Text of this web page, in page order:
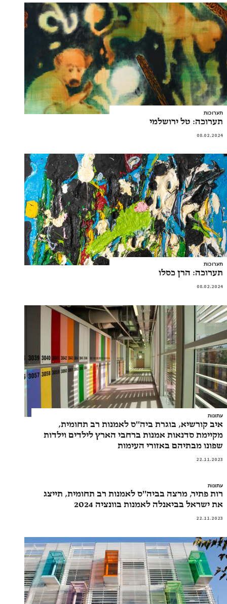
תערוכות
תערוכה: טל ירושלמי
08.02.2024
תערוכות
תערוכה: הרן כסלו
08.02.2024
עתונות
איב קורשיא, בוגרת ביה''ס לאמנות רב תחומית,
מקיימת סדנאות אמנות ברחבי הארץ לילדים וילדות
שפונו מבתיהם באזורי העימות
22.11.2023
עתונות
רות פתיר, מרצה בביה''ס לאמנות רב תחומית, תייצג
את ישראל בביאנלה לאמנות בוונציה 2024
22.11.2023